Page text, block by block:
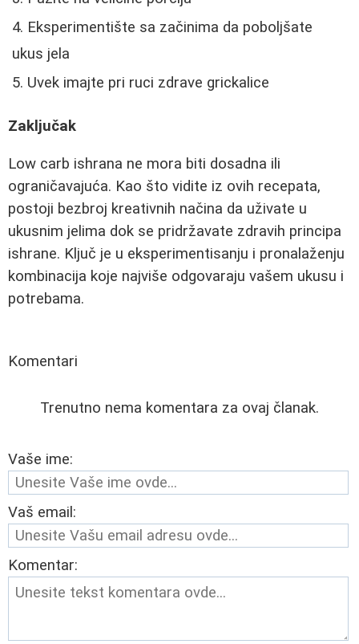
Eksperimentište sa začinima da poboljšate
ukus jela
Uvek imajte pri ruci zdrave grickalice
Zaključak
Low carb ishrana ne mora biti dosadna ili
ograničavajuća. Kao što vidite iz ovih recepata,
postoji bezbroj kreativnih načina da uživate u
ukusnim jelima dok se pridržavate zdravih principa
ishrane. Ključ je u eksperimentisanju i pronalaženju
kombinacija koje najviše odgovaraju vašem ukusu i
potrebama.
Komentari
Trenutno nema komentara za ovaj članak.
Vaše ime:
Vaš email:
Komentar: